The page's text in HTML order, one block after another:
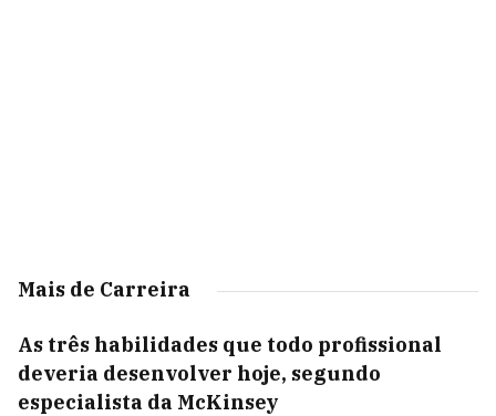
Mais de Carreira
As três habilidades que todo profissional
deveria desenvolver hoje, segundo
especialista da McKinsey